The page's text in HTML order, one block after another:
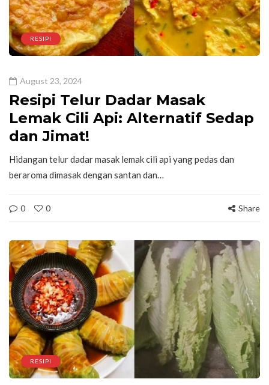
RESIPI
August 23, 2024
Resipi Telur Dadar Masak
Lemak Cili Api: Alternatif Sedap
dan Jimat!
Hidangan telur dadar masak lemak cili api yang pedas dan
beraroma dimasak dengan santan dan…
0 0 Share
RESIPI